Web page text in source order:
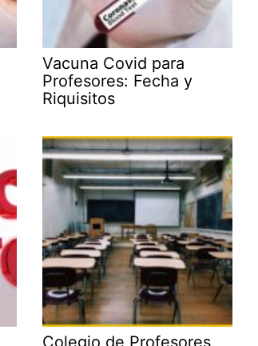
Vacuna Covid para
Profesores: Fecha y
Riquisitos
Colegio de Profesores